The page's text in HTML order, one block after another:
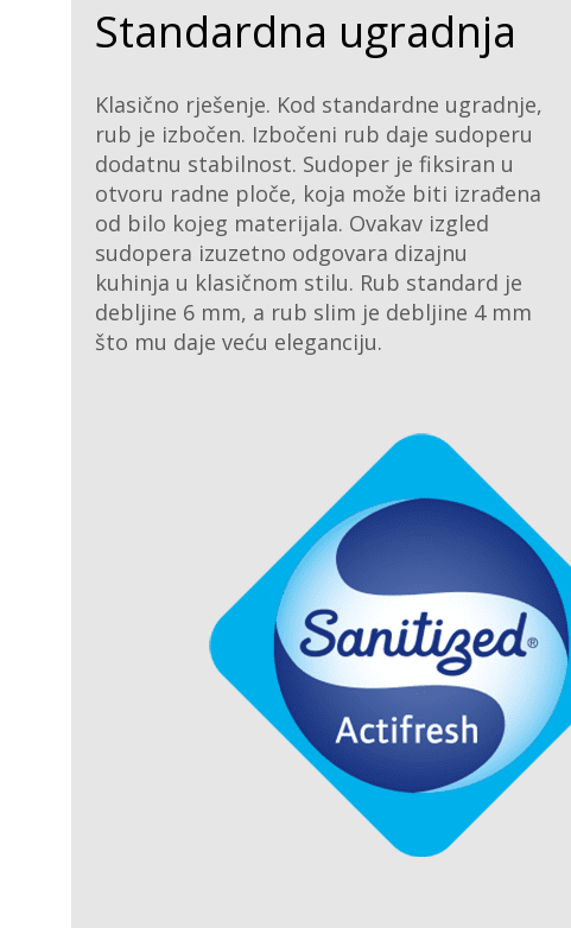
Standardna ugradnja
Klasično rješenje. Kod standardne ugradnje,
rub je izbočen. Izbočeni rub daje sudoperu
dodatnu stabilnost. Sudoper je fiksiran u
otvoru radne ploče, koja može biti izrađena
od bilo kojeg materijala. Ovakav izgled
sudopera izuzetno odgovara dizajnu
kuhinja u klasičnom stilu. Rub standard je
debljine 6 mm, a rub slim je debljine 4 mm
što mu daje veću eleganciju.